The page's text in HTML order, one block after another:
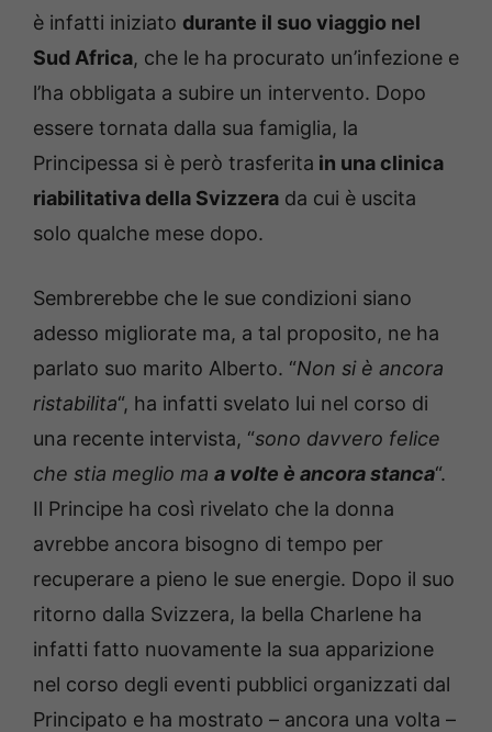
è infatti iniziato durante il suo viaggio nel
Sud Africa, che le ha procurato un’infezione e
l’ha obbligata a subire un intervento. Dopo
essere tornata dalla sua famiglia, la
Principessa si è però trasferita in una clinica
riabilitativa della Svizzera da cui è uscita
solo qualche mese dopo.
Sembrerebbe che le sue condizioni siano
adesso migliorate ma, a tal proposito, ne ha
parlato suo marito Alberto. “Non si è ancora
ristabilita“, ha infatti svelato lui nel corso di
una recente intervista, “sono davvero felice
che stia meglio ma a volte è ancora stanca“.
Il Principe ha così rivelato che la donna
avrebbe ancora bisogno di tempo per
recuperare a pieno le sue energie. Dopo il suo
ritorno dalla Svizzera, la bella Charlene ha
infatti fatto nuovamente la sua apparizione
nel corso degli eventi pubblici organizzati dal
Principato e ha mostrato – ancora una volta –